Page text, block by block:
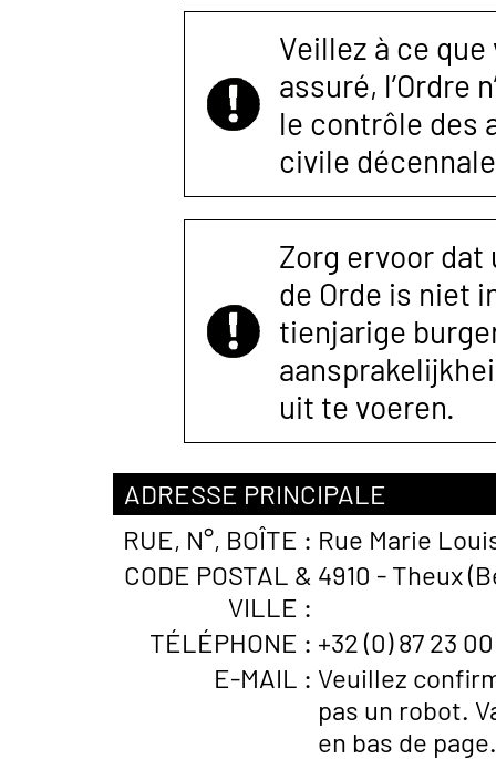
Veillez à ce
assuré, l’Ordre
le contrôle des
civile
Zorg ervoor
de Orde is niet
tienjarige
uit te voeren.
ADRESSE PRINCIPALE
RUE, N°, BOÎTE : Rue Marie
CODE POSTAL &
VILLE :
4910 - Theux
TÉLÉPHONE : +32 (0) 87 23 00
E-MAIL : Veuillez
pas un robot.
en bas de page.